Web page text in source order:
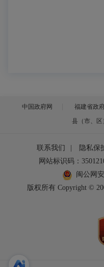
中国政府网 福建省政
县（市、
联系我们 隐私保
网站标识码：
闽公网安
版权所有 Copyright ©